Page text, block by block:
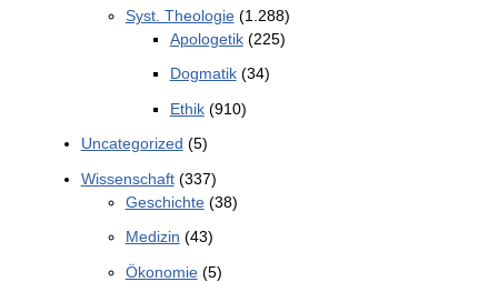
Syst. Theologie(1.288)
Apologetik(225)
Dogmatik(34)
Ethik(910)
Uncategorized (5)
Wissenschaft(337)
Geschichte(38)
Medizin (43)
Ökonomie(5)